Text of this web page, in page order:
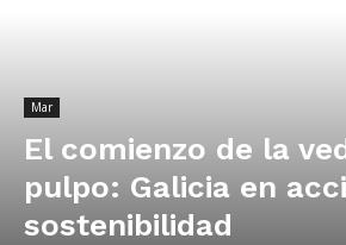
Mar
El comienzo de la
pulpo: Galicia en
sostenibilidad